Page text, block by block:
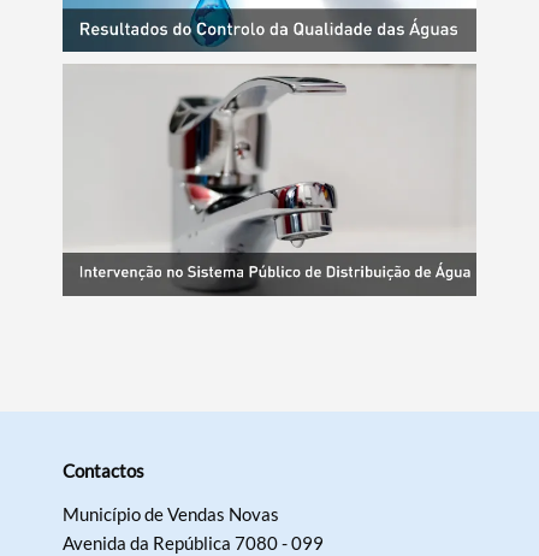
Termo de Pesquisa
Categorias gerais
Contactos
Município de Vendas Novas
Avenida da República 7080 - 099